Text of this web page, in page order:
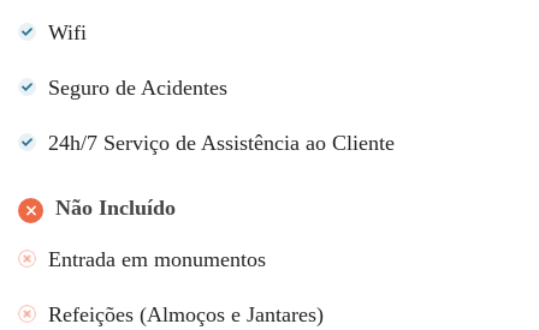
Wifi
Seguro de Acidentes
24h/7 Serviço de Assistência ao Cliente
Não Incluído
Entrada em monumentos
Refeições (Almoços e Jantares)